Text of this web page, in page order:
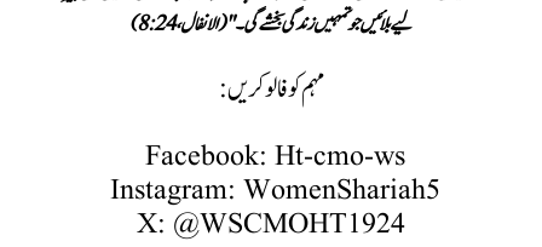
لیے بلائیں جو تمہیں زندگی بخشے گی ۔"(الانفال،8:24)
مہم کو فالو کریں:
Facebook: Ht-cmo-ws
Instagram: WomenShariah5
X: @WSCMOHT1924